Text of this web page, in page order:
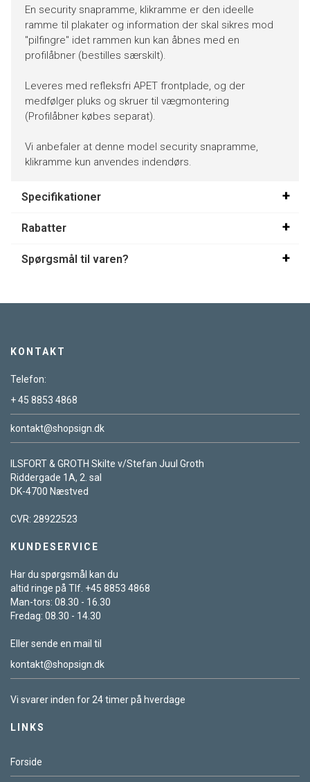
En security snapramme, klikramme er den ideelle
ramme til plakater og information der skal sikres mod
"pilfingre" idet rammen kun kan åbnes med en
profilåbner (bestilles særskilt).
Leveres med refleksfri APET frontplade, og der
medfølger pluks og skruer til vægmontering
(Profilåbner købes separat).
Vi anbefaler at denne model security snapramme,
klikramme kun anvendes indendørs.
Specifikationer
Rabatter
Spørgsmål til varen?
KONTAKT
Telefon:
+ 45 8853 4868
kontakt@shopsign.dk
ILSFORT & GROTH Skilte v/Stefan Juul Groth
Riddergade 1A, 2. sal
DK-4700 Næstved
CVR: 28922523
KUNDESERVICE
Har du spørgsmål kan du
altid ringe på Tlf. +45 8853 4868
Man-tors: 08.30 - 16.30
Fredag: 08.30 - 14.30
Eller sende en mail til
kontakt@shopsign.dk
Vi svarer inden for 24 timer på hverdage
LINKS
Forside